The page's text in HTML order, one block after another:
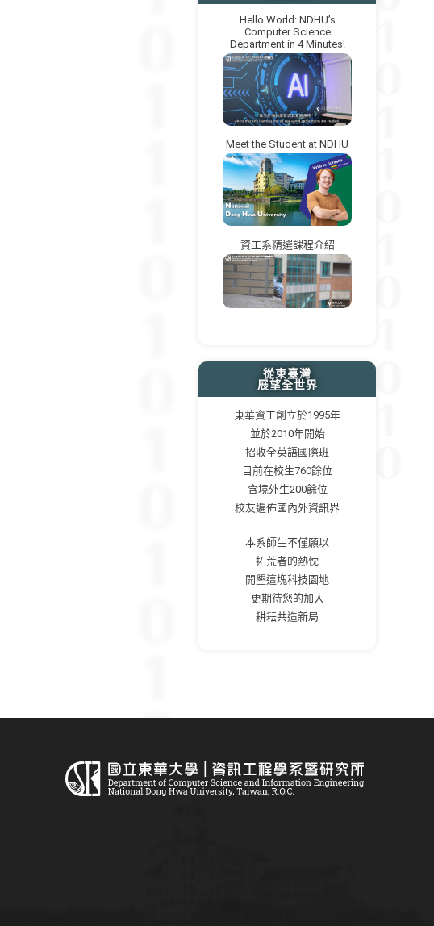
Hello World: NDHU’s
Computer Science
Department in 4 Minutes!
Meet the Student at NDHU
資工系精選課程介紹
從東臺灣
展望全世界
東華資工創立於1995年
並於2010年開始
招收全英語國際班
目前在校生760餘位
含境外生200餘位
校友遍佈國內外資訊界
本系師生不僅願以
拓荒者的熱忱
開墾這塊科技園地
更期待您的加入
耕耘共造新局